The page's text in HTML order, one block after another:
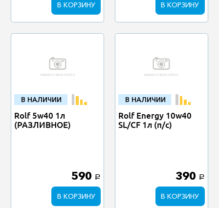
В КОРЗИНУ В КОРЗИНУ
В НАЛИЧИИ
Rolf 5w40 1л
(РАЗЛИВНОЕ)
590 a
В КОРЗИНУ
В НАЛИЧИИ
Rolf Energy 10w40
SL/CF 1л (п/с)
390 a
В КОРЗИНУ